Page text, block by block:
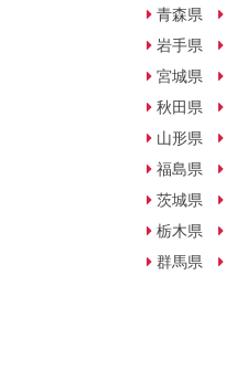
青森県
岩手県
宮城県
秋田県
山形県
福島県
茨城県
栃木県
群馬県